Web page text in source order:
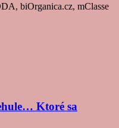
biOrganica.cz, mClasse
Ktoré sa